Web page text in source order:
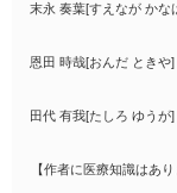
末永 奏葉[すえなが かな
恩田 時哉[おんだ とき
田代 有我[たしろ ゆう
【作者に医療知識はあ